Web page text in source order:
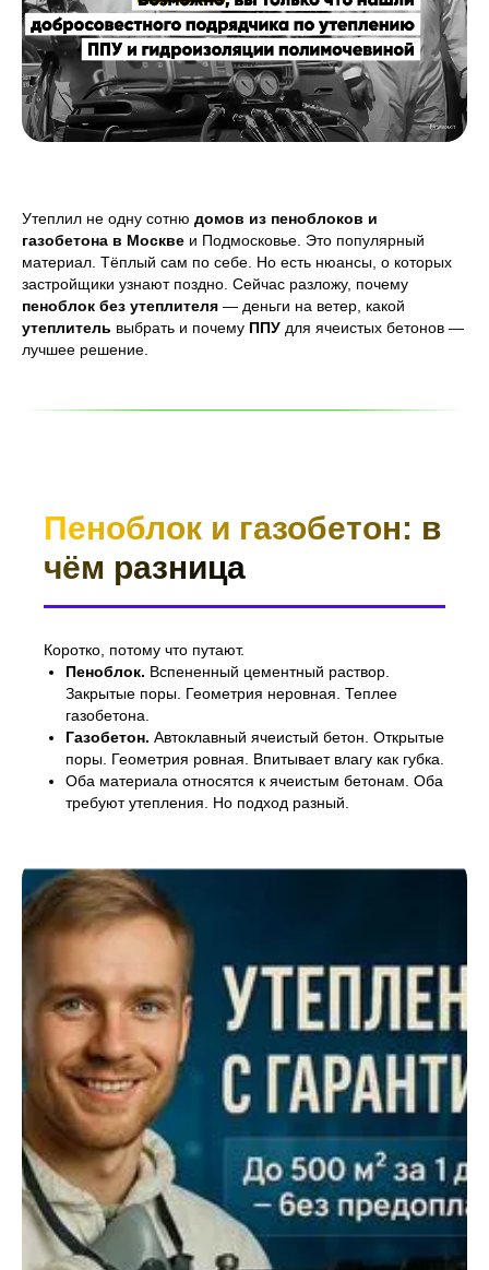
Утеплил не одну сотню домов из пеноблоков и
газобетона в Москве и Подмосковье. Это популярный
материал. Тёплый сам по себе. Но есть нюансы, о которых
застройщики узнают поздно. Сейчас разложу, почему
пеноблок без утеплителя — деньги на ветер, какой
утеплитель выбрать и почему ППУ для ячеистых бетонов —
лучшее решение.
Пеноблок и газобетон: в
чём разница
Коротко, потому что путают.
Пеноблок. Вспененный цементный раствор.
Закрытые поры. Геометрия неровная. Теплее
газобетона.
Газобетон. Автоклавный ячеистый бетон. Открытые
поры. Геометрия ровная. Впитывает влагу как губка.
Оба материала относятся к ячеистым бетонам. Оба
требуют утепления. Но подход разный.